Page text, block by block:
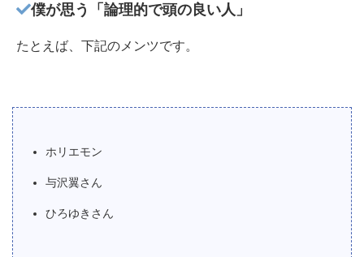
僕が思う「論理的で頭の良い人」
たとえば、下記のメンツです。
ホリエモン
与沢翼さん
ひろゆきさん